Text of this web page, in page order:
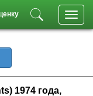
1974 года,